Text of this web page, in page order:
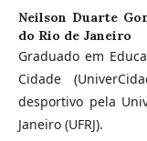
Neilson Duarte
do Rio de Janeiro
Graduado em
Cidade
desportivo pela
Janeiro (UFRJ).